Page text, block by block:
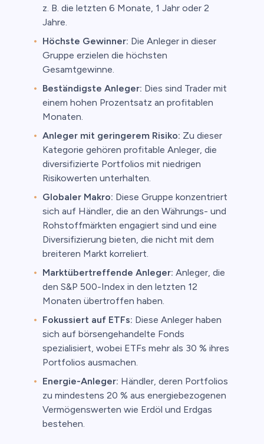
z. B. die letzten 6 Monate, 1 Jahr oder 2
Jahre.
Höchste Gewinner: Die Anleger in dieser
Gruppe erzielen die höchsten
Gesamtgewinne.
Beständigste Anleger: Dies sind Trader mit
einem hohen Prozentsatz an profitablen
Monaten.
Anleger mit geringerem Risiko: Zu dieser
Kategorie gehören profitable Anleger, die
diversifizierte Portfolios mit niedrigen
Risikowerten unterhalten.
Globaler Makro: Diese Gruppe konzentriert
sich auf Händler, die an den Währungs- und
Rohstoffmärkten engagiert sind und eine
Diversifizierung bieten, die nicht mit dem
breiteren Markt korreliert.
Marktübertreffende Anleger: Anleger, die
den S&P 500-Index in den letzten 12
Monaten übertroffen haben.
Fokussiert auf ETFs: Diese Anleger haben
sich auf börsengehandelte Fonds
spezialisiert, wobei ETFs mehr als 30 % ihres
Portfolios ausmachen.
Energie-Anleger: Händler, deren Portfolios
zu mindestens 20 % aus energiebezogenen
Vermögenswerten wie Erdöl und Erdgas
bestehen.